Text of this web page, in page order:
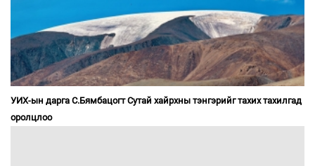
УИХ-ын дарга С.Бямбацогт Сутай хайрхны тэнгэрийг тахих тахилгад
оролцлоо